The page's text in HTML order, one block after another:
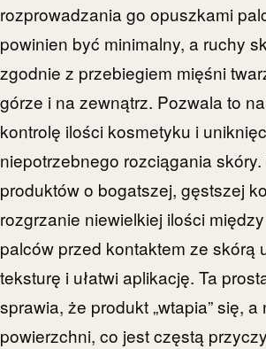
rozprowadzania go opuszkami
powinien być minimalny, a ruchy
zgodnie z przebiegiem mięśni
górze i na zewnątrz. Pozwala to
kontrolę ilości kosmetyku i
niepotrzebnego rozciągania
produktów o bogatszej, gęstszej
rozgrzanie niewielkiej ilości
palców przed kontaktem ze skórą
teksturę i ułatwi aplikację. Ta
sprawia, że produkt „wtapia” się, a
powierzchni, co jest częstą